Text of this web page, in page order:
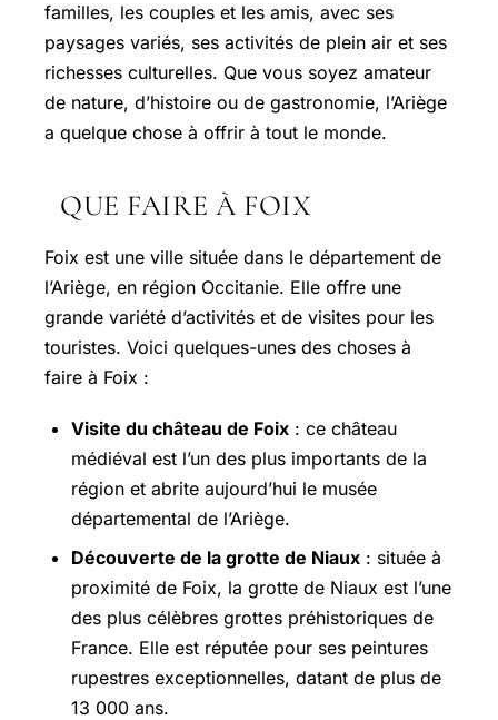
familles, les couples et les amis, avec ses
paysages variés, ses activités de plein air et ses
richesses culturelles. Que vous soyez amateur
de nature, d’histoire ou de gastronomie, l’Ariège
a quelque chose à offrir à tout le monde.
QUE FAIRE À FOIX
Foix est une ville située dans le département de
l’Ariège, en région Occitanie. Elle offre une
grande variété d’activités et de visites pour les
touristes. Voici quelques-unes des choses à
faire à Foix :
Visite du château de Foix : ce château
médiéval est l’un des plus importants de la
région et abrite aujourd’hui le musée
départemental de l’Ariège.
Découverte de la grotte de Niaux : située à
proximité de Foix, la grotte de Niaux est l’une
des plus célèbres grottes préhistoriques de
France. Elle est réputée pour ses peintures
rupestres exceptionnelles, datant de plus de
13 000 ans.